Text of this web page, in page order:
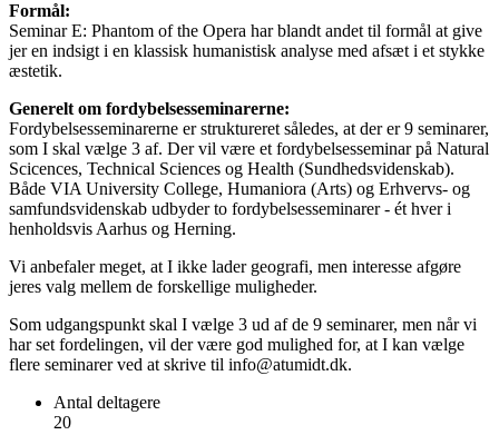
Formål:
Seminar E: Phantom of the Opera har blandt andet til formål at give
jer en indsigt i en klassisk humanistisk analyse med afsæt i et stykke
æstetik.
Generelt om fordybelsesseminarerne:
Fordybelsesseminarerne er struktureret således, at der er 9 seminarer,
som I skal vælge 3 af. Der vil være et fordybelsesseminar på Natural
Scicences, Technical Sciences og Health (Sundhedsvidenskab).
Både VIA University College, Humaniora (Arts) og Erhvervs- og
samfundsvidenskab udbyder to fordybelsesseminarer - ét hver i
henholdsvis Aarhus og Herning.
Vi anbefaler meget, at I ikke lader geografi, men interesse afgøre
jeres valg mellem de forskellige muligheder.
Som udgangspunkt skal I vælge 3 ud af de 9 seminarer, men når vi
har set fordelingen, vil der være god mulighed for, at I kan vælge
flere seminarer ved at skrive til info@atumidt.dk.
Antal deltagere
20